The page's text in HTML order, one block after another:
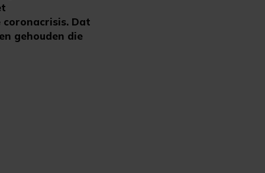
Dat
gehouden die